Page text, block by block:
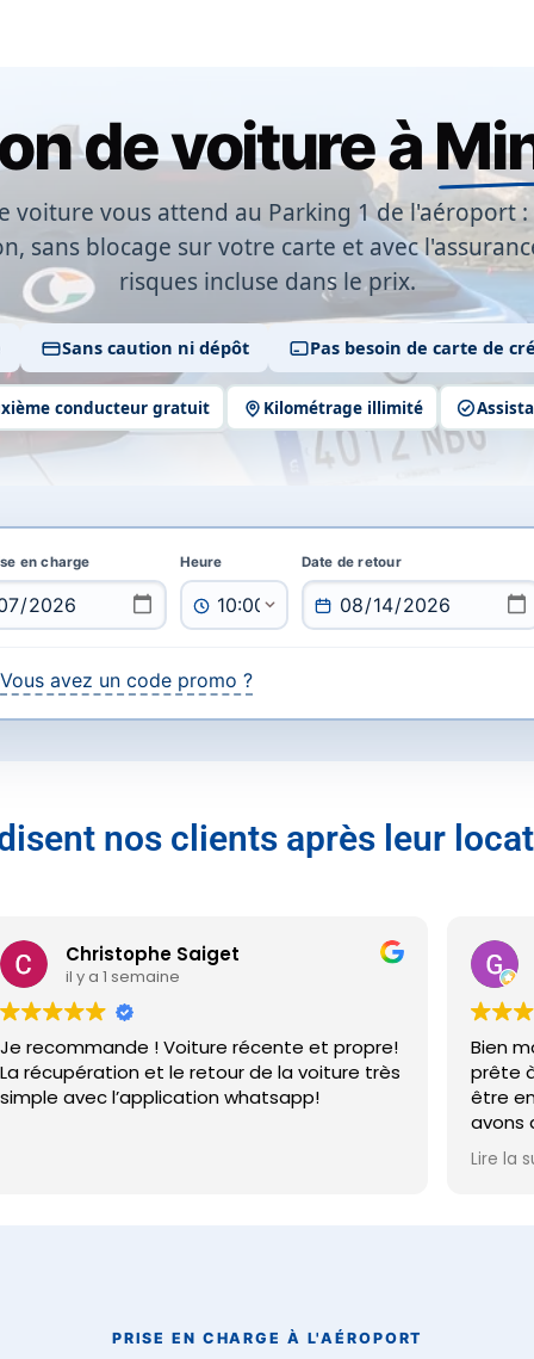
de voiture à
voiture vous attend au Parking 1 de l'aéroport:
sans blocage sur votre carte et avec
risques incluse dans le prix.
Sans caution ni dépôt Pas besoin de carte de
conducteur gratuit Kilométrage illimité
en charge Heure Date de retour
Vous avez un code promo ?
nos clients après leur
Christophe Saiget
il y a 1 semaine
! Voiture récente et propre!
et le retour de la voiture très
avec l’application whatsapp!
Gaël
il y a
Bien mais
prête à
être en self
avons du
la récupérer.
Et nous
Lire la suite
PRISE EN CHARGE À L'AÉROPORT